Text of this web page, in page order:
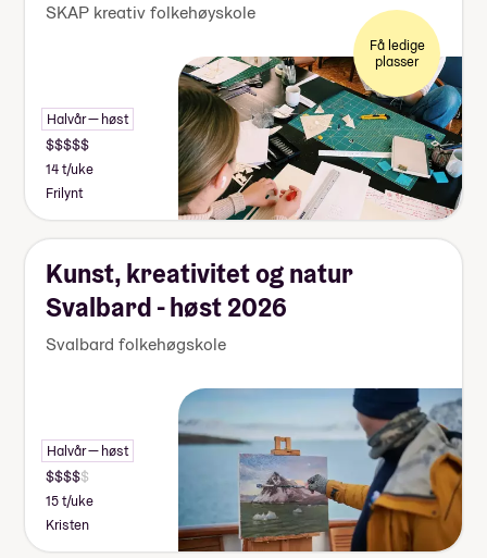
SKAP kreativ folkehøyskole
Få ledige
plasser
Halvår — høst
14 t/uke
Frilynt
Kunst, kreativitet og natur
Svalbard - høst 2026
Svalbard folkehøgskole
Halvår — høst
15 t/uke
Kristen